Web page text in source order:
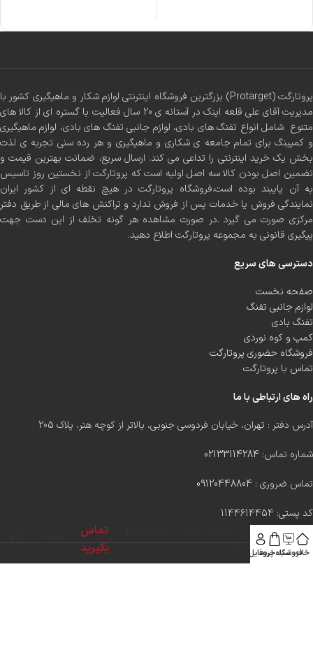
پروتارگت (Protarget) بزرگترین فروشگاه اینترنتی لوازم شکار و ماهیگیری کشور با
مدیریت آقای علی قلعه اینک در آستانه ی 20 سال فعالیت با گستره ای از کالا های
متنوع شامل انواع تفنگ های بادی، لوازم جانبی تفنگ های بادی، لوازم ماهیگیری
و کمپینگ برای تمام جامعه ی شکاری و ماهیگیری و هر رده سنی تجربه ی لذت
بخش یک خرید اینترنتی را تداعی می کند. ارسال سریع، ضمانت بهترین قیمت و
تضمین اصل بودن کالا سه اصل اولیه است که پروتارگت از نخستین روز تاسیس
به آن پایبند بوده است.فروشگاه پروتارگت در هیچ نقطه ای از کشور ایران
نمایندگی فروش یا خدمات پس از فروش ندارد و تراکنش های مالی از طریق دفتر
مرکزی صورت می گیرد .در صورت مشاهده هر گونه تخلف از این دست جهت
پیگیری قانونی به مجموعه پروتارگت اطلاع دهید.
دسترسی های سریع
صفحه نخست
لوازم جانبی تفنگ
تفنگ بادی
کمپ و کوه نوردی
فروشگاه حضوری پروتارگت
تماس با پروتارگت
راه های ارتباطی با ما
آدرس دفتر : تهران، خیابان فردوسی جنوبی، بالاتر از کوچه هنر، پلاک 205
شماره تماس: 02133114284
تماس ضروری : 09120448804
کد پستی: 1144614454
خانهفروشگاهسبد خرید
پروفایل
سایدواندر
تماس
بگیرید